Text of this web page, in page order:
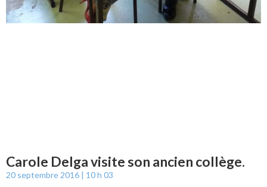
Carole Delga visite son ancien collège.
20 septembre 2016 10 h 03